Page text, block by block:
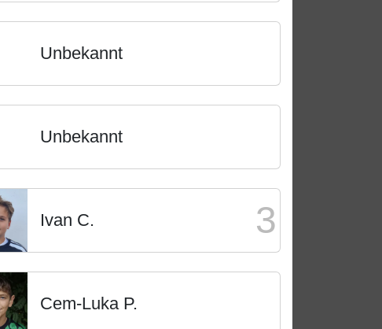
Unbekannt
Unbekannt
Ivan C. 3
Cem-Luka P.